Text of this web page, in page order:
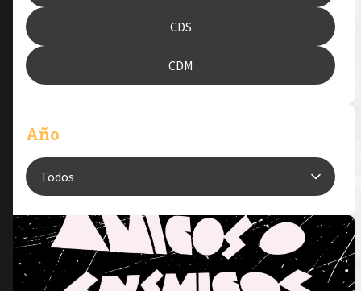
CDS
CDM
Año